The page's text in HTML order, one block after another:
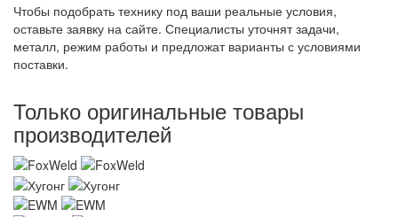
Чтобы подобрать технику под ваши реальные условия,
оставьте заявку на сайте. Специалисты уточнят задачи,
металл, режим работы и предложат варианты с условиями
поставки.
Только оригинальные товары
производителей